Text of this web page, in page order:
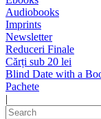
Audiobooks
Imprints
Newsletter
Reduceri Finale
Cărți sub 20 lei
Blind Date with a
Pachete
|